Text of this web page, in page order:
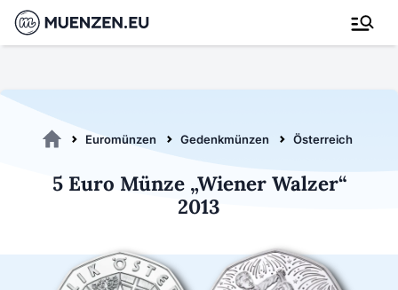
Euromünzen Gedenkmünzen Österreich 2013
5 Euro Münze „Wiener Walzer“
2013